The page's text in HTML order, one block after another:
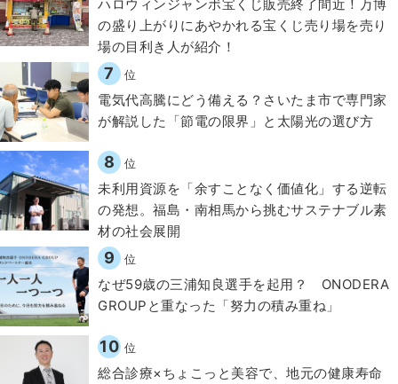
ハロウィンジャンボ宝くじ販売終了間近！万博
の盛り上がりにあやかれる宝くじ売り場を売り
場の目利き人が紹介！
7 位
電気代高騰にどう備える？さいたま市で専門家
が解説した「節電の限界」と太陽光の選び方
8 位
​​未利用資源を「余すことなく価値化」する逆転
の発想。福島・南相馬から挑むサステナブル素
材の社会展開​
9 位
なぜ59歳の三浦知良選手を起用？ ONODERA
GROUPと重なった「努力の積み重ね」
10 位
総合診療×ちょこっと美容で、地元の健康寿命